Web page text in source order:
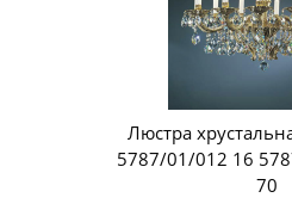
Люстра
5787/01/012 16
70